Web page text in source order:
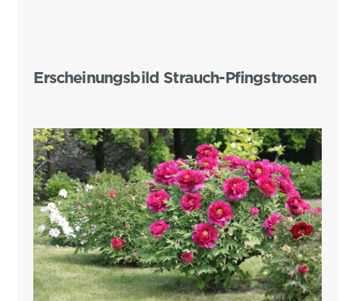
Erscheinungsbild Strauch-Pfingstrosen